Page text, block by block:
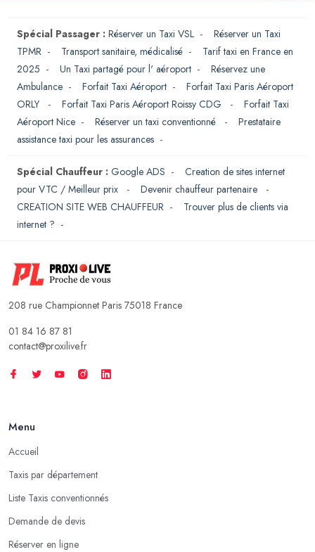
Spécial Passager : Réserver un Taxi VSL - Réserver un Taxi
TPMR - Transport sanitaire, médicalisé - Tarif taxi en France en
2025 - Un Taxi partagé pour l' aéroport - Réservez une
Ambulance - Forfait Taxi Aéroport - Forfait Taxi Paris Aéroport
ORLY
- Forfait Taxi Paris Aéroport Roissy CDG - Forfait Taxi
Aéroport Nice - Réserver un taxi conventionné - Prestataire
assistance taxi pour les assurances -
Spécial Chauffeur : Google ADS - Creation de sites internet
pour VTC / Meilleur prix
- Devenir chauffeur partenaire
-
CREATION SITE WEB CHAUFFEUR - Trouver plus de clients via
internet ? -
208 rue Championnet Paris 75018 France
01 84 16 87 81
contact@proxilive.fr
Menu
Accueil
Taxis par département
Liste Taxis conventionnés
Demande de devis
Réserver en ligne